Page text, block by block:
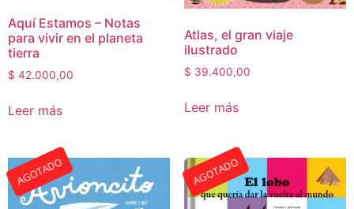
Aquí Estamos – Notas
para vivir en el planeta
tierra
$ 42.000,00
Leer más
Atlas, el gran viaje
ilustrado
$ 39.400,00
Leer más
AGOTADO AGOTADO